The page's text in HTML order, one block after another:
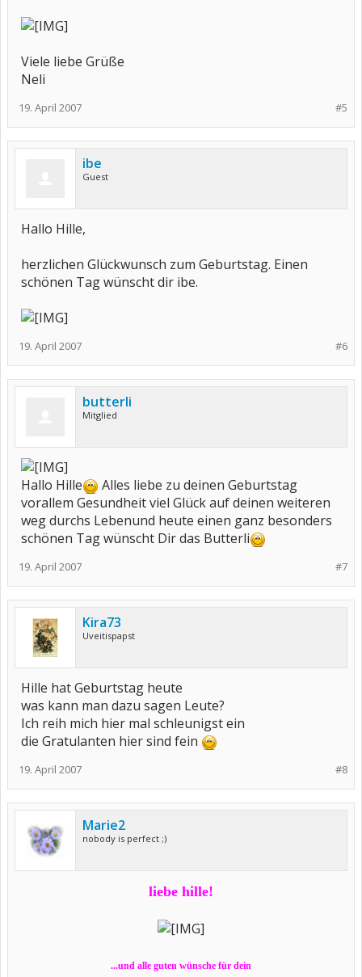
Viele liebe Grüße
Neli
#5
19. April 2007
ibe
Guest
Hallo Hille,
herzlichen Glückwunsch zum Geburtstag. Einen
schönen Tag wünscht dir ibe.
#6
19. April 2007
butterli
Mitglied
Hallo Hille
Alles liebe zu deinen Geburtstag
vorallem Gesundheit viel Glück auf deinen weiteren
weg durchs Lebenund heute einen ganz besonders
schönen Tag wünscht Dir das Butterli
#7
19. April 2007
Kira73
Uveitispapst
Hille hat Geburtstag heute
was kann man dazu sagen Leute?
Ich reih mich hier mal schleunigst ein
die Gratulanten hier sind fein
#8
19. April 2007
Marie2
nobody is perfect ;)
liebe hille!
...und alle guten wünsche für dein